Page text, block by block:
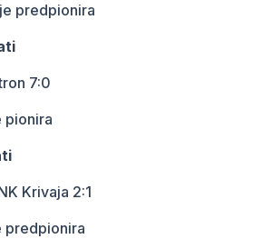
predpionira
7:0
pionira
Krivaja 2:1
predpionira